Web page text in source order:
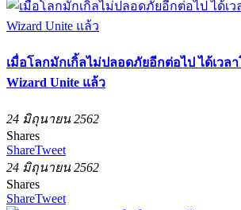
เมื่อโลกมักเกิ้ลไม่ปลอดภัยอีกต่อไป ได้เวล
Wizard Unite แล้ว
24 มิถุนายน 2562
Shares
ShareTweet
24 มิถุนายน 2562
Shares
ShareTweet